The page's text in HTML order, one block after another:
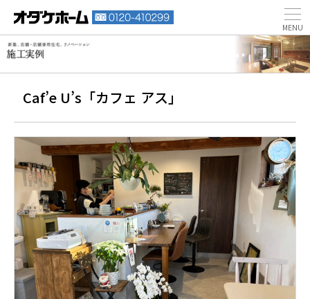
Caf’e U’s「カフェ アス」